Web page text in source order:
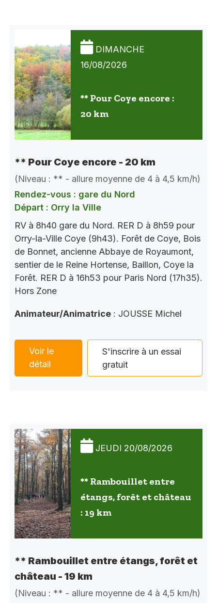
DIMANCHE
16/08/2026
** Pour Coye encore :
20 km
** Pour Coye encore - 20 km
(Niveau : ** - allure moyenne de 4 à 4,5 km/h)
Rendez-vous : gare du Nord
Départ : Orry la Ville
RV à 8h40 gare du Nord. RER D à 8h59 pour
Orry-la-Ville Coye (9h43). Forêt de Coye, Bois
de Bonnet, ancienne Abbaye de Royaumont,
sentier de le Reine Hortense, Baillon, Coye la
Forêt. RER D à 16h53 pour Paris Nord (17h35).
Hors Zone
Animateur/Animatrice : JOUSSE Michel
Voir le
détail
S'inscrire à un essai
gratuit
JEUDI 20/08/2026
** Rambouillet entre
étangs, forêt et château
: 19 km
** Rambouillet entre étangs, forêt et
château - 19 km
(Niveau : ** - allure moyenne de 4 à 4,5 km/h)